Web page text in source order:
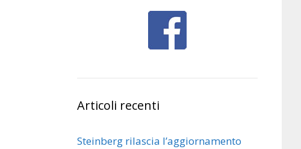
Articoli recenti
Steinberg rilascia l’aggiornamento